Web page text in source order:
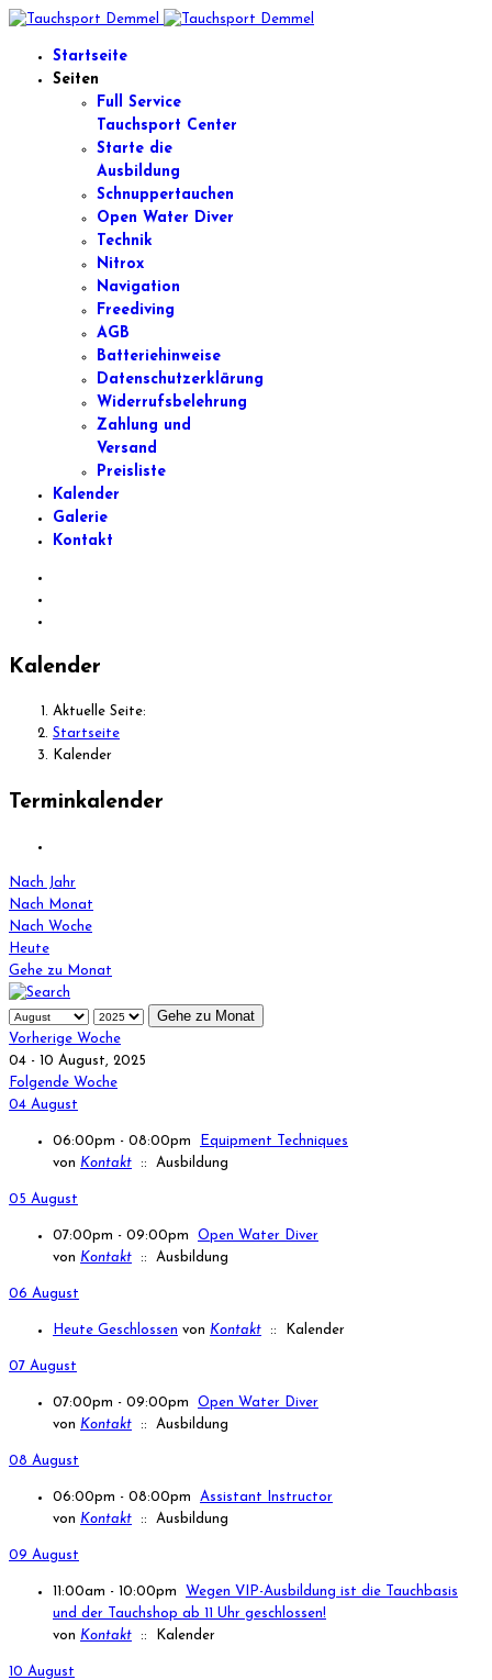
Startseite
Seiten
Full Service
Tauchsport Center
Starte die
Ausbildung
Schnuppertauchen
Open Water Diver
Technik
Nitrox
Navigation
Freediving
AGB
Batteriehinweise
Datenschutzerklärung
Widerrufsbelehrung
Zahlung und
Versand
Preisliste
Kalender
Galerie
Kontakt
Kalender
Aktuelle Seite:
Startseite
Kalender
Terminkalender
Nach Jahr
Nach Monat
Nach Woche
Heute
Gehe zu Monat
Gehe zu Monat
Vorherige Woche
04 - 10 August, 2025
Folgende Woche
04 August
06:00pm - 08:00pm
Equipment Techniques
von Kontakt :: Ausbildung
05 August
07:00pm - 09:00pm Open Water Diver
von Kontakt :: Ausbildung
06 August
Heute Geschlossen von Kontakt :: Kalender
07 August
07:00pm - 09:00pm Open Water Diver
von Kontakt :: Ausbildung
08 August
06:00pm - 08:00pm Assistant Instructor
von Kontakt :: Ausbildung
09 August
11:00am - 10:00pm Wegen VIP-Ausbildung ist die Tauchbasis
und der Tauchshop ab 11 Uhr geschlossen!
von Kontakt :: Kalender
10 August